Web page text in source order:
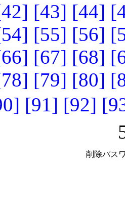
[43] [44]
[55] [56]
[67] [68]
[79] [80]
[91] [92]
削除パス